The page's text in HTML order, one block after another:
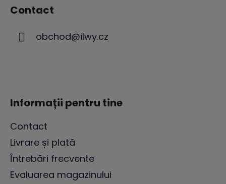
Contact
obchod@ilwy.cz
Informații pentru tine
Contact
Livrare și plată
Întrebări frecvente
Evaluarea magazinului